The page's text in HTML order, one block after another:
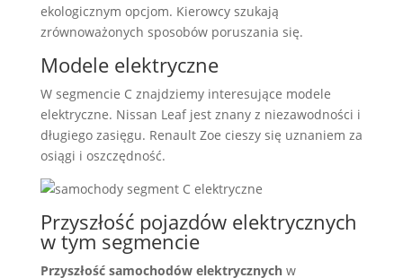
ekologicznym opcjom. Kierowcy szukają
zrównoważonych sposobów poruszania się.
Modele elektryczne
W segmencie C znajdziemy interesujące modele
elektryczne. Nissan Leaf jest znany z niezawodności i
długiego zasięgu. Renault Zoe cieszy się uznaniem za
osiągi i oszczędność.
Przyszłość pojazdów elektrycznych
w tym segmencie
Przyszłość samochodów elektrycznychw